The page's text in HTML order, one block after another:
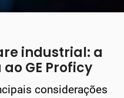
industrial: a
GE Proficy
considerações